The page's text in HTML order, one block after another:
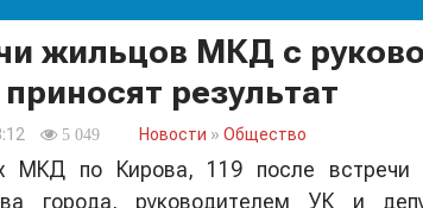
жильцов МКД с
результат
5 049 Новости » Общество
МКД по Кирова, 119 после встречи
города, руководителем УК и